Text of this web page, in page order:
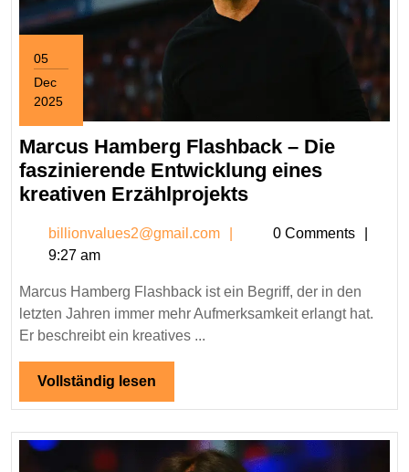
05
Dec
2025
December
5,
2025
Marcus Hamberg Flashback – Die
faszinierende Entwicklung eines
kreativen ErzählprojektsMarcus
Flashback
Die
faszinierende
Erzählprojekts
billionvalues2@gmail.com
0 Comments
9:27 am
Marcus Hamberg Flashback ist ein Begriff, der in den
letzten Jahren immer mehr Aufmerksamkeit erlangt hat.
Er beschreibt ein kreatives ...
Vollständig lesen
lesen